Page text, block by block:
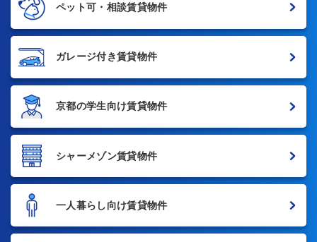
ペット可・相談賃貸物件
ガレージ付き賃貸物件
京都の学生向け賃貸物件
シャーメゾン賃貸物件
一人暮らし向け賃貸物件